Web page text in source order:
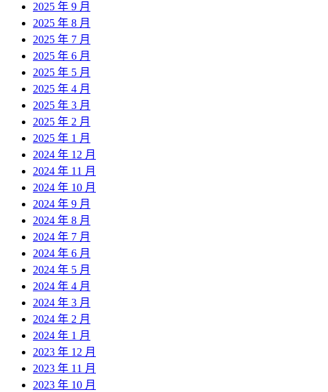
2025 年 9 月
2025 年 8 月
2025 年 7 月
2025 年 6 月
2025 年 5 月
2025 年 4 月
2025 年 3 月
2025 年 2 月
2025 年 1 月
2024 年 12 月
2024 年 11 月
2024 年 10 月
2024 年 9 月
2024 年 8 月
2024 年 7 月
2024 年 6 月
2024 年 5 月
2024 年 4 月
2024 年 3 月
2024 年 2 月
2024 年 1 月
2023 年 12 月
2023 年 11 月
2023 年 10 月